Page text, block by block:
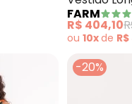
(Bege)
FARM
R$ 404,10
ou 10xde
-20%